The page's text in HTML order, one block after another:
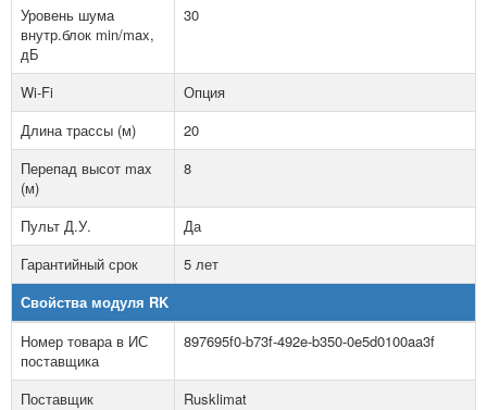
Уровень шума
внутр.блок min/max,
дБ
30
Wi-Fi
Опция
Длина трассы (м)
20
Перепад высот max
(м)
8
Пульт Д.У.
Да
Гарантийный срок
5 лет
Свойства модуля RK
Номер товара в ИС
поставщика
897695f0-b73f-492e-b350-0e5d0100aa3f
Поставщик Rusklimat